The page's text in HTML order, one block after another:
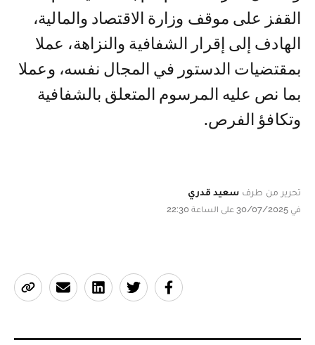
القفز على موقف وزارة الاقتصاد والمالية،
الهادف إلى إقرار الشفافية والنزاهة، عملا
بمقتضيات الدستور في المجال نفسه، وعملا
بما نص عليه المرسوم المتعلق بالشفافية
وتكافؤ الفرص.
تحرير من طرف سعيد قدري
في 30/07/2025 على الساعة 22:30